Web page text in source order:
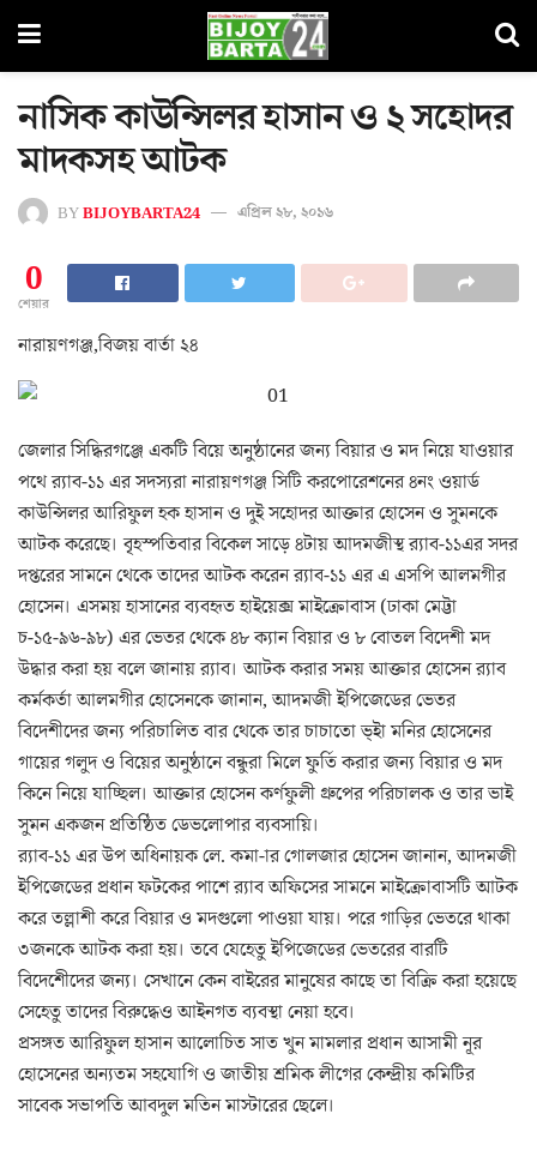
নাসিক কাউন্সিলর হাসান ও ২ সহোদর
মাদকসহ আটক
BYBIJOYBARTA24 এপ্রিল ২৮, ২০১৬
0
শেয়ার
নারায়ণগঞ্জ,বিজয় বার্তা ২৪
জেলার সিদ্ধিরগঞ্জে একটি বিয়ে অনুষ্ঠানের জন্য বিয়ার ও মদ নিয়ে যাওয়ার
পথে র‌্যাব-১১ এর সদস্যরা নারায়ণগঞ্জ সিটি করপোরেশনের ৪নং ওয়ার্ড
কাউন্সিলর আরিফুল হক হাসান ও দুই সহোদর আক্তার হোসেন ও সুমনকে
আটক করেছে। বৃহস্পতিবার বিকেল সাড়ে ৪টায় আদমজীস্থ র‌্যাব-১১এর সদর
দপ্তরের সামনে থেকে তাদের আটক করেন র‌্যাব-১১ এর এ এসপি আলমগীর
হোসেন। এসময় হাসানের ব্যবহৃত হাইয়েক্স মাইক্রোবাস (ঢাকা মেট্টা
চ-১৫-৯৬-৯৮) এর ভেতর থেকে ৪৮ ক্যান বিয়ার ও ৮ বোতল বিদেশী মদ
উদ্ধার করা হয় বলে জানায় র‌্যাব। আটক করার সময় আক্তার হোসেন র‌্যাব
কর্মকর্তা আলমগীর হোসেনকে জানান, আদমজী ইপিজেডের ভেতর
বিদেশীদের জন্য পরিচালিত বার থেকে তার চাচাতো ভ্ইা মনির হোসেনের
গায়ের গলুদ ও বিয়ের অনুষ্ঠানে বন্ধুরা মিলে ফুর্তি করার জন্য বিয়ার ও মদ
কিনে নিয়ে যাচ্ছিল। আক্তার হোসেন কর্ণফুলী গ্রুপের পরিচালক ও তার ভাই
সুমন একজন প্রতিষ্ঠিত ডেভলোপার ব্যবসায়ি।
র‌্যাব-১১ এর উপ অধিনায়ক লে. কমা-ার গোলজার হোসেন জানান, আদমজী
ইপিজেডের প্রধান ফটকের পাশে র‌্যাব অফিসের সামনে মাইক্রোবাসটি আটক
করে তল্লাশী করে বিয়ার ও মদগুলো পাওয়া যায়। পরে গাড়ির ভেতরে থাকা
৩জনকে আটক করা হয়। তবে যেহেতু ইপিজেডের ভেতরের বারটি
বিদেশেীদের জন্য। সেখানে কেন বাইরের মানুষের কাছে তা বিক্রি করা হয়েছে
সেহেতু তাদের বিরুদ্ধেও আইনগত ব্যবস্থা নেয়া হবে।
প্রসঙ্গত আরিফুল হাসান আলোচিত সাত খুন মামলার প্রধান আসামী নূর
হোসেনের অন্যতম সহযোগি ও জাতীয় শ্রমিক লীগের কেন্দ্রীয় কমিটির
সাবেক সভাপতি আবদুল মতিন মাস্টারের ছেলে।